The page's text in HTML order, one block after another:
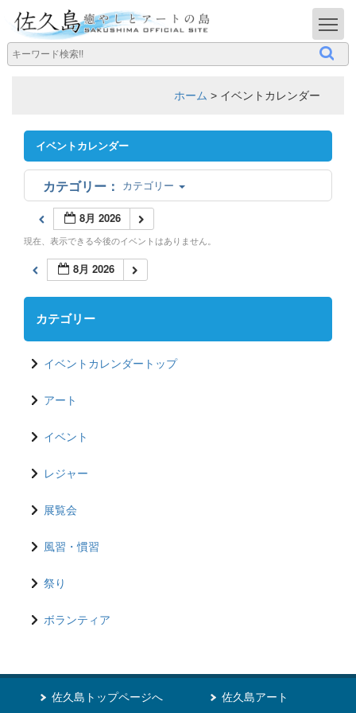
ホーム > イベントカレンダー
イベントカレンダー
カテゴリー
8月 2026
現在、表示できる今後のイベントはありません。
8月 2026
カテゴリー
イベントカレンダートップ
アート
イベント
レジャー
展覧会
風習・慣習
祭り
ボランティア
佐久島トップページへ 佐久島アート